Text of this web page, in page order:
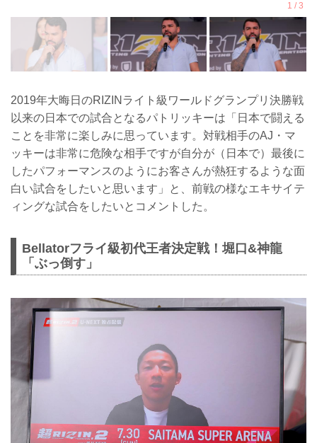
2019年大晦日のRIZINライト級ワールドグランプリ決勝戦
以来の日本での試合となるパトリッキーは「日本で闘える
ことを非常に楽しみに思っています。対戦相手のAJ・マ
ッキーは非常に危険な相手ですが自分が（日本で）最後に
したパフォーマンスのようにお客さんが熱狂するような面
白い試合をしたいと思います」と、前戦の様なエキサイテ
ィングな試合をしたいとコメントした。
Bellatorフライ級初代王者決定戦！堀口&神龍
「ぶっ倒す」